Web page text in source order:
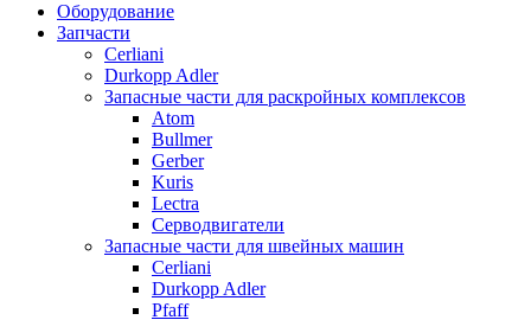
Оборудование
Запчасти
Cerliani
Durkopp Adler
Запасные части для раскройных комплексов
Atom
Bullmer
Gerber
Kuris
Lectra
Серводвигатели
Запасные части для швейных машин
Cerliani
Durkopp Adler
Pfaff